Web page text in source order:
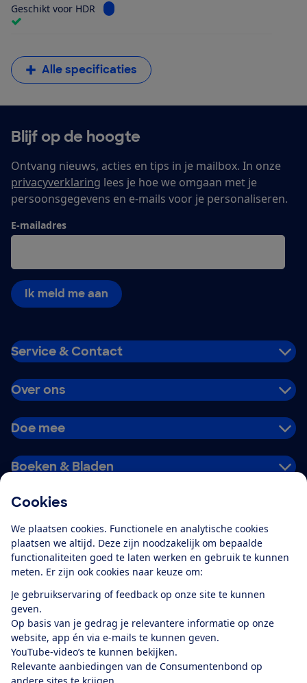
Cookies
We plaatsen cookies. Functionele en analytische cookies
plaatsen we altijd. Deze zijn noodzakelijk om bepaalde
functionaliteiten goed te laten werken en gebruik te kunnen
meten. Er zijn ook cookies naar keuze om:
Je gebruikservaring of feedback op onze site te kunnen
geven.
Op basis van je gedrag je relevantere informatie op onze
website, app én via e-mails te kunnen geven.
YouTube-video’s te kunnen bekijken.
Relevante aanbiedingen van de Consumentenbond op
Geschikt voor HDR Bekijk informatie voor Geschikt voor HDR
Alle specificaties
Blijf op de hoogte
Ontvang nieuws, acties en tips in je mailbox. In onze
privacyverklaring lees je hoe we omgaan met je
persoonsgegevens en e-mails voor je personaliseren.
E-mailadres
Ik meld me aan
Service & Contact
Over ons
Doe mee
Boeken & Bladen
Alles over de
app
Algemene Voorwaarden
Privacyverklaring
Cookiebeleid
Privacyvoorkeuren
Toegankelijkheid